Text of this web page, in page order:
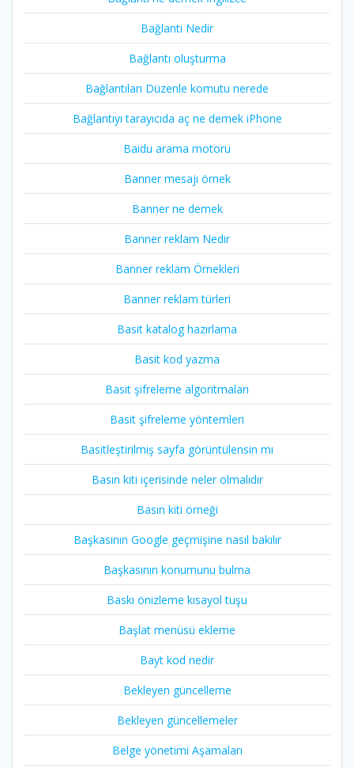
Bağlantı Nedir
Bağlantı oluşturma
Bağlantıları Düzenle komutu nerede
Bağlantıyı tarayıcıda aç ne demek iPhone
Baidu arama motoru
Banner mesajı örnek
Banner ne demek
Banner reklam Nedir
Banner reklam Örnekleri
Banner reklam türleri
Basit katalog hazırlama
Basit kod yazma
Basit şifreleme algoritmaları
Basit şifreleme yöntemleri
Basitleştirilmiş sayfa görüntülensin mı
Basın kiti içerisinde neler olmalıdır
Basın kiti örneği
Başkasının Google geçmişine nasıl bakılır
Başkasının konumunu bulma
Baskı önizleme kısayol tuşu
Başlat menüsü ekleme
Bayt kod nedir
Bekleyen güncelleme
Bekleyen güncellemeler
Belge yönetimi Aşamaları